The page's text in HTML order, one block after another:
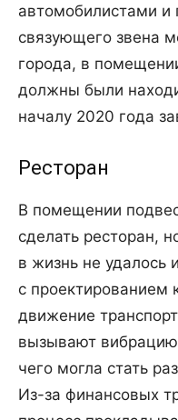
автомобилистами и
связующего звена
города, в
должны были
началу 2020 года
Ресторан
В помещении
сделать ресторан,
в жизнь не удалось
с проектированием
движение
вызывают
чего могла стать
Из-за финансовых